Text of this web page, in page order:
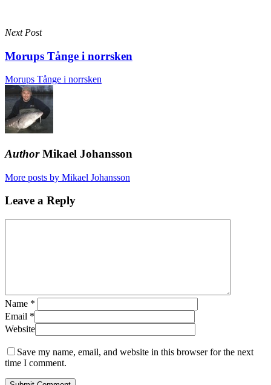
Next Post
Morups Tånge i norrsken
Morups Tånge i norrsken
AuthorMikael Johansson
More posts by Mikael Johansson
Leave a Reply
Name *
Email *
Website
Save my name, email, and website in this browser for the next
time I comment.